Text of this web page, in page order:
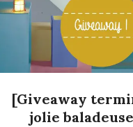
[Giveaway
jolie